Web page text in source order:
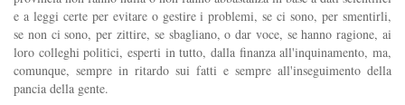
e a leggi certe per evitare o gestire i problemi, se ci sono, per smentirli,
se non ci sono, per zittire, se sbagliano, o dar voce, se hanno ragione, ai
loro colleghi politici, esperti in tutto, dalla finanza all'inquinamento, ma,
comunque, sempre in ritardo sui fatti e sempre all'inseguimento della
pancia della gente.